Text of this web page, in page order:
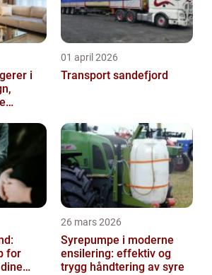
i
01 april 2026
Transport sandefjord
for
26 mars 2026
Syrepumpe i moderne
ensilering: effektiv og
trygg håndtering av syre